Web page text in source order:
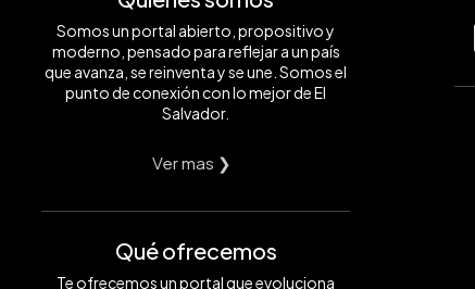
Somos un portal abierto, propositivo y
moderno, pensado para reflejar a un país
que avanza, se reinventa y se une. Somos el
punto de conexión con lo mejor de El
Salvador.
Ver mas ❯
Qué ofrecemos
Te ofrecemos un portal que evoluciona